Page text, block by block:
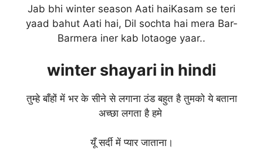
Jab bhi winter season Aati haiKasam se teri
yaad bahut Aati hai, Dil sochta hai mera Bar-
Barmera iner kab lotaoge yaar..
winter shayari in hindi
तुम्हे बाँहों में भर के सीने से लगाना ठंड बहुत है तुमको ये बताना
अच्छा लगता है हमे
यूँ सर्दी में प्यार जाताना।